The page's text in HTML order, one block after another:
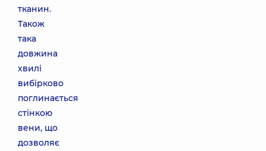
тканин.
Також
така
довжина
хвилі
вибірково
поглинається
стінкою
вени, що
дозволяє